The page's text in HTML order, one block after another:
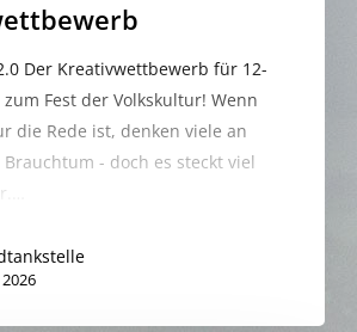
Der Kreativwettbewerb für 12-
Fest der Volkskultur! Wenn
die Rede ist, denken viele an
- doch es steckt viel